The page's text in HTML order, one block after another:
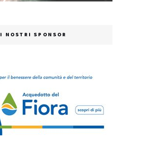
I NOSTRI SPONSOR